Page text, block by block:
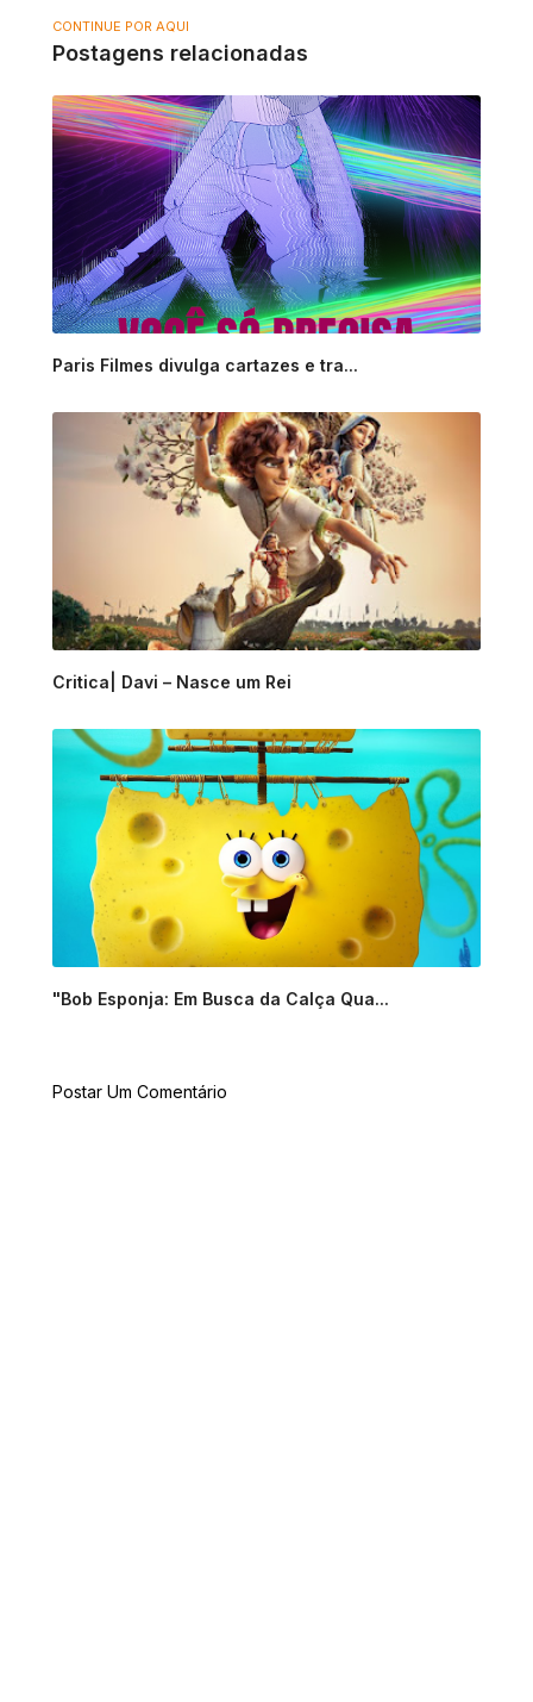
CONTINUE POR AQUI
Postagens relacionadas
Paris Filmes divulga cartazes e tra...
Critica| Davi – Nasce um Rei
"Bob Esponja: Em Busca da Calça Qua...
Postar Um Comentário